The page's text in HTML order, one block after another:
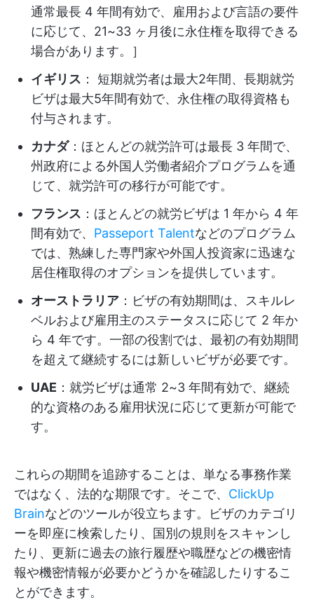
通常最長 4 年間有効で、雇用および言語の要件
に応じて、21~33 ヶ月後に永住権を取得できる
場合があります。］
イギリス ： 短期就労者は最大2年間、長期就労
ビザは最大5年間有効で、永住権の取得資格も
付与されます。
カナダ：ほとんどの就労許可は最長 3 年間で、
州政府による外国人労働者紹介プログラムを通
じて、就労許可の移行が可能です。
フランス ：ほとんどの就労ビザは 1 年から 4 年
間有効で、 Passeport Talentなどのプログラム
では、熟練した専門家や外国人投資家に迅速な
居住権取得のオプションを提供しています。
オーストラリア ：ビザの有効期間は、スキルレ
ベルおよび雇用主のステータスに応じて 2 年か
ら 4 年です。一部の役割では、最初の有効期間
を超えて継続するには新しいビザが必要です。
UAE ：就労ビザは通常 2~3 年間有効で、継続
的な資格のある雇用状況に応じて更新が可能で
す。
これらの期間を追跡することは、単なる事務作業
ではなく、法的な期限です。そこで、 ClickUp
Brainなどのツールが役立ちます。ビザのカテゴリ
ーを即座に検索したり、国別の規則をスキャンし
たり、更新に過去の旅行履歴や職歴などの機密情
報や機密情報が必要かどうかを確認したりするこ
とができます。